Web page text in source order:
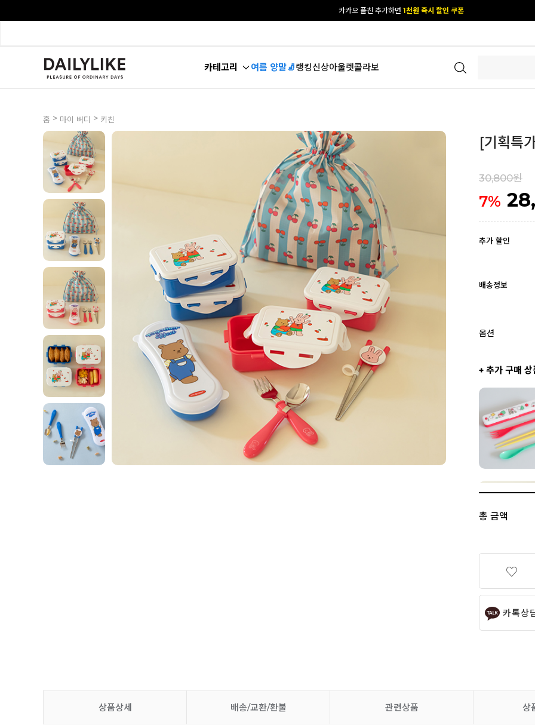
[공식몰 단독] 앱 다운받고2% 결제 할인 받기
카테고리 여름 양말🧦랭킹신상아울렛콜라보
홈 > 마이 버디 > 키친
[기획특
30,800원
7%
추가 할인
배송정보
옵션
+ 추가 구매 상
총 금액
카톡상
상품상세 배송/교환/환불 관련상품 상